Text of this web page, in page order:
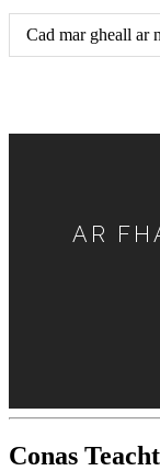
Cad mar gheall ar
AR
Conas